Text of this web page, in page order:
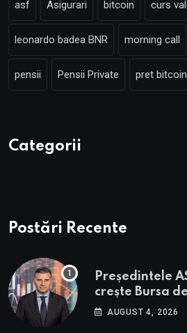
asf Asigurari bitcoin curs
leonardo badea BNR morning call
pensii Pensii Private pret bitcoin
Categorii
Postări Recente
Președintele
crește Bursa
urmează
AUGUST 4, 2026